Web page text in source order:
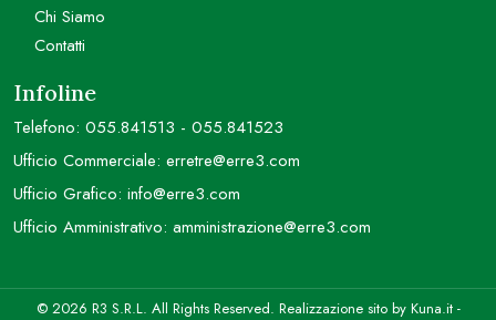
Chi Siamo
Contatti
Infoline
Telefono: 055.841513 - 055.841523
Ufficio Commerciale: erretre@erre3.com
Ufficio Grafico: info@erre3.com
Ufficio Amministrativo: amministrazione@erre3.com
© 2026 R3 S.R.L. All Rights Reserved. Realizzazione sito by Kuna.it-